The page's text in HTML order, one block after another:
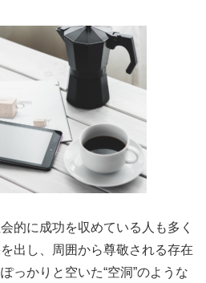
的に成功を収めている人も多く
出し、周囲から尊敬される存在
っかりと空いた“空洞”のような